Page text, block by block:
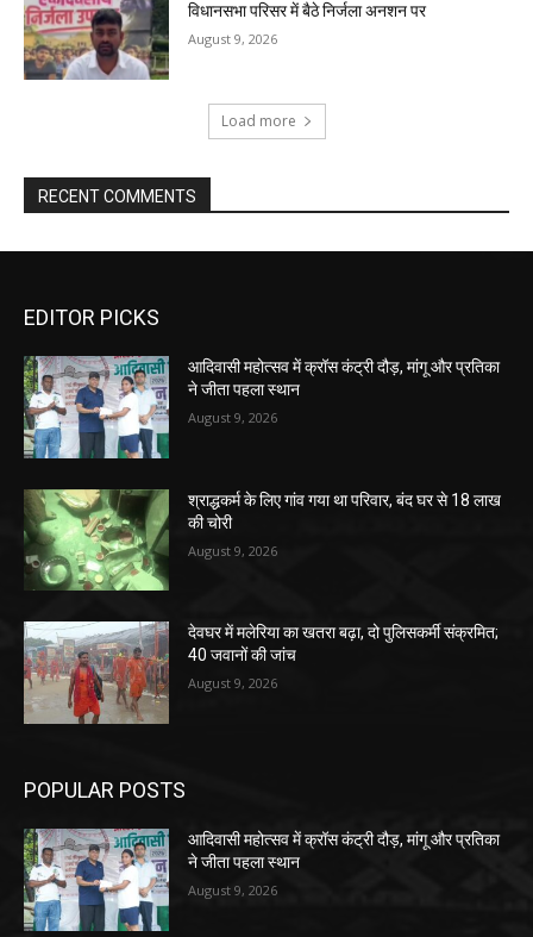
विधानसभा परिसर में बैठे निर्जला अनशन पर
August 9, 2026
Load more
RECENT COMMENTS
EDITOR PICKS
आदिवासी महोत्सव में क्रॉस कंट्री दौड़, मांगू और प्रतिका
ने जीता पहला स्थान
August 9, 2026
श्राद्धकर्म के लिए गांव गया था परिवार, बंद घर से 18 लाख
की चोरी
August 9, 2026
देवघर में मलेरिया का खतरा बढ़ा, दो पुलिसकर्मी संक्रमित;
40 जवानों की जांच
August 9, 2026
POPULAR POSTS
आदिवासी महोत्सव में क्रॉस कंट्री दौड़, मांगू और प्रतिका
ने जीता पहला स्थान
August 9, 2026